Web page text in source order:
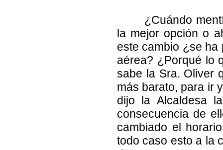
¿Cuándo
la mejor opción o
este cambio ¿se ha
aérea? ¿Porqué lo
sabe la Sra. Oliver
más barato, para ir
dijo la Alcaldesa
consecuencia de
cambiado el
todo caso esto a la